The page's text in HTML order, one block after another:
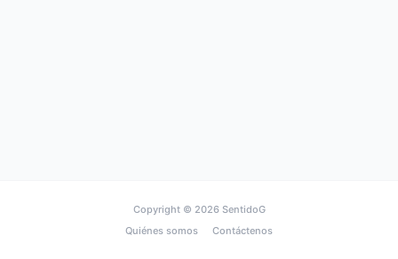
Copyright © 2026 SentidoG
Quiénes somos
Contáctenos